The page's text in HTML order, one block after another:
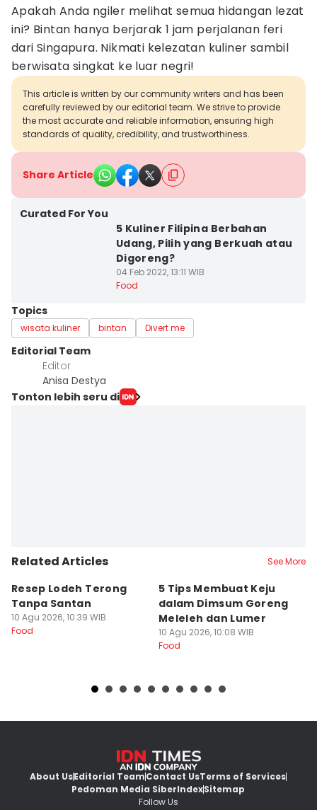
Apakah Anda ngiler melihat semua hidangan lezat
ini? Bintan hanya berjarak 1 jam perjalanan feri
dari Singapura. Nikmati kelezatan kuliner sambil
berwisata singkat ke luar negri!
This article is written by our community writers and has been
carefully reviewed by our editorial team. We strive to provide
the most accurate and reliable information, ensuring high
standards of quality, credibility, and trustworthiness.
Share Article
Curated For You
5 Kuliner Filipina Berbahan
Udang, Pilih yang Berkuah atau
Digoreng?
04 Feb 2022, 13:11 WIB
Food
Topics
wisata kuliner bintan Divert me
Editorial Team
Editor
Anisa Destya
Tonton lebih seru di
Related Articles See More
Resep Lodeh Terong
Tanpa Santan
10 Agu 2026, 10:39 WIB
Food
5 Tips Membuat Keju
dalam Dimsum Goreng
Meleleh dan Lumer
10 Agu 2026, 10:08 WIB
Food
About UsEditorial TeamContact UsTerms of Services
Pedoman Media SiberIndexSitemap
Follow Us